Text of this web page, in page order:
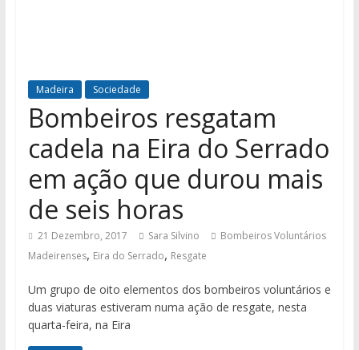
Madeira Sociedade
Bombeiros resgatam
cadela na Eira do Serrado
em ação que durou mais
de seis horas
21 Dezembro, 2017 Sara Silvino
Bombeiros Voluntários
Madeirenses, Eira do Serrado, Resgate
Um grupo de oito elementos dos bombeiros voluntários e
duas viaturas estiveram numa ação de resgate, nesta
quarta-feira, na Eira